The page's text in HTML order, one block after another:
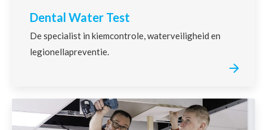
Dental Water Test
De specialist in kiemcontrole, waterveiligheid en
legionellapreventie.